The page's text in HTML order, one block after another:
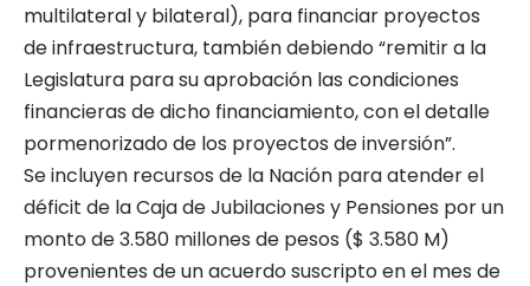
multilateral y bilateral), para financiar proyectos
de infraestructura, también debiendo “remitir a la
Legislatura para su aprobación las condiciones
financieras de dicho financiamiento, con el detalle
pormenorizado de los proyectos de inversión”.
Se incluyen recursos de la Nación para atender el
déficit de la Caja de Jubilaciones y Pensiones por un
monto de 3.580 millones de pesos ($ 3.580 M)
provenientes de un acuerdo suscripto en el mes de